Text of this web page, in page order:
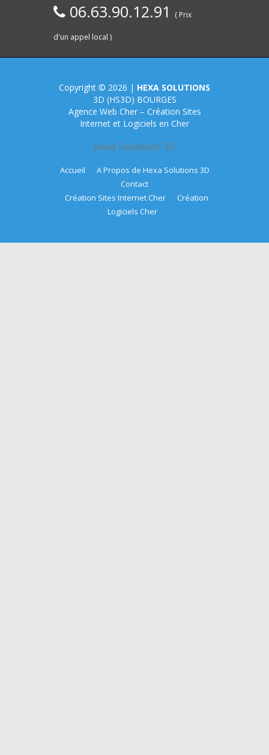
pour les
sociétés
pour
06.63.90.12.91
( Prix
d'un appel local )
Copyright © 2026 | HEXA SOLUTIONS
3D (HS3D) BOURGES
Agence Web Cher – Création Sites
Internet et Logiciels en Cher
Hexa Solutions 3D
Accueil
A Propos de Hexa Solutions 3D
Contact
Création Sites Internet Cher
Création
Logiciels Cher